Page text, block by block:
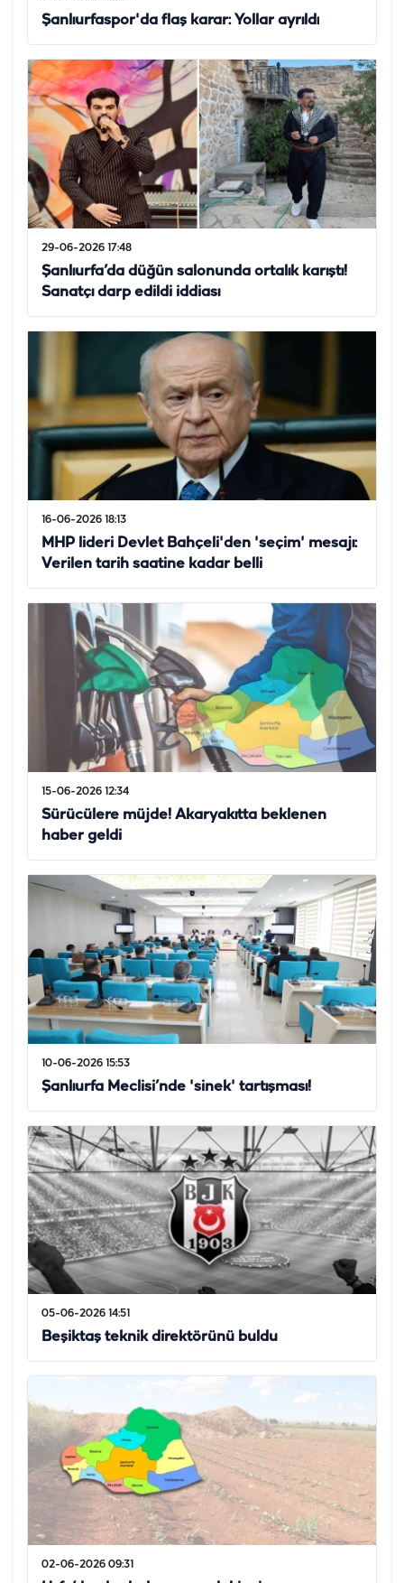
Şanlıurfaspor'da flaş karar: Yollar ayrıldı
29-06-2026 17:48
Şanlıurfa’da düğün salonunda ortalık karıştı!
Sanatçı darp edildi iddiası
16-06-2026 18:13
MHP lideri Devlet Bahçeli'den 'seçim' mesajı:
Verilen tarih saatine kadar belli
15-06-2026 12:34
Sürücülere müjde! Akaryakıtta beklenen
haber geldi
10-06-2026 15:53
Şanlıurfa Meclisi’nde 'sinek' tartışması!
05-06-2026 14:51
Beşiktaş teknik direktörünü buldu
02-06-2026 09:31